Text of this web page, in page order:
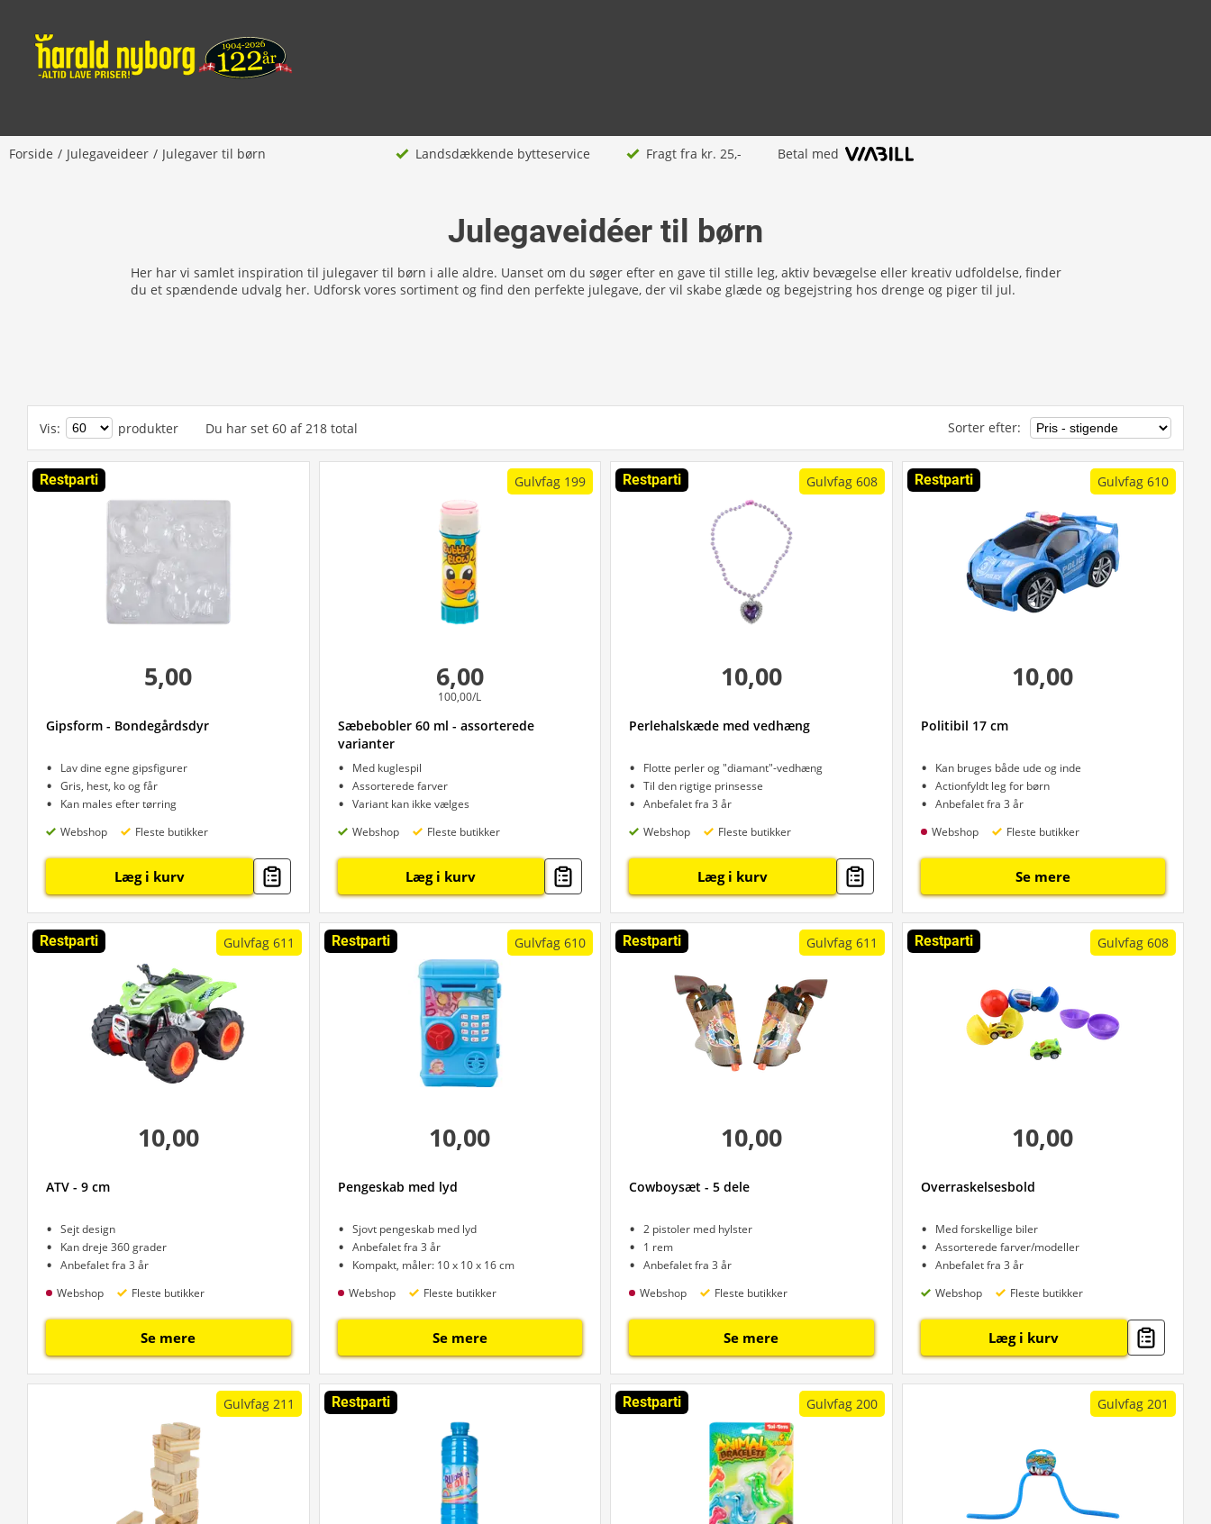
Forside Julegaveideer Julegaver til børn Landsdækkende bytteservice Fragt fra kr. 25,- Betal med
Julegaveidéer til børn
Her har vi samlet inspiration til julegaver til børn i alle aldre. Uanset om du søger efter en gave til stille leg, aktiv bevægelse eller kreativ udfoldelse, finder
du et spændende udvalg her. Udforsk vores sortiment og find den perfekte julegave, der vil skabe glæde og begejstring hos drenge og piger til jul.
Vis: produkter Du har set 60 af 218 total Sorter efter:
Restparti
5,00
Gipsform - Bondegårdsdyr
Lav dine egne gipsfigurer
Gris, hest, ko og får
Kan males efter tørring
Webshop
Fleste butikker
Læg i kurv
Gulvfag 199
6,00
100,00/L
Sæbebobler 60 ml - assorterede
varianter
Med kuglespil
Assorterede farver
Variant kan ikke vælges
Webshop
Fleste butikker
Læg i kurv
Restparti Gulvfag 608
10,00
Perlehalskæde med vedhæng
Flotte perler og "diamant"-vedhæng
Til den rigtige prinsesse
Anbefalet fra 3 år
Webshop
Fleste butikker
Læg i kurv
Restparti Gulvfag 610
10,00
Politibil 17 cm
Kan bruges både ude og inde
Actionfyldt leg for børn
Anbefalet fra 3 år
Webshop
Fleste butikker
Se mere
Restparti Gulvfag 611
10,00
ATV - 9 cm
Sejt design
Kan dreje 360 grader
Anbefalet fra 3 år
Webshop
Fleste butikker
Se mere
Restparti Gulvfag 610
10,00
Pengeskab med lyd
Sjovt pengeskab med lyd
Anbefalet fra 3 år
Kompakt, måler: 10 x 10 x 16 cm
Webshop
Fleste butikker
Se mere
Restparti Gulvfag 611
10,00
Cowboysæt - 5 dele
2 pistoler med hylster
1 rem
Anbefalet fra 3 år
Webshop
Fleste butikker
Se mere
Restparti Gulvfag 608
10,00
Overraskelsesbold
Med forskellige biler
Assorterede farver/modeller
Anbefalet fra 3 år
Webshop
Fleste butikker
Læg i kurv
Gulvfag 211 Restparti Restparti Gulvfag 200 Gulvfag 201